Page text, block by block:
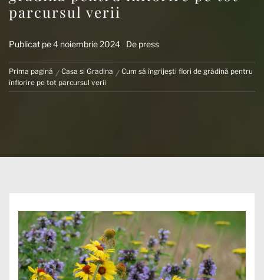
parcursul verii
Publicat pe4 noiembrie 2024 De press
Prima pagină Casa si Gradina
Cum să îngrijești flori de grădină pentru
înflorire pe tot parcursul verii